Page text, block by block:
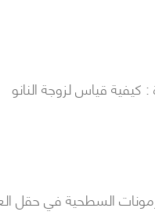
: كيفية قياس لزوجة النانو
السطحية في حقل